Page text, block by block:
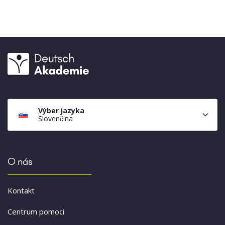
Výber jazyka
Slovenčina
O nás
Kontakt
Centrum pomoci